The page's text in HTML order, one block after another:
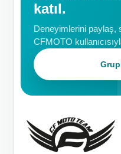
katıl.
Deneyimlerini paylaş,
CFMOTO